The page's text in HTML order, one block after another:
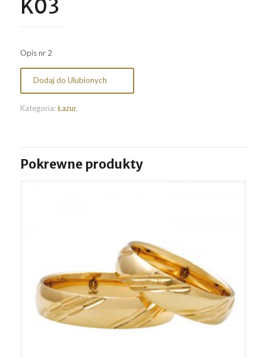
K03
Opis nr 2
Dodaj do Ulubionych
Kategoria:Łazur.
Pokrewne produkty